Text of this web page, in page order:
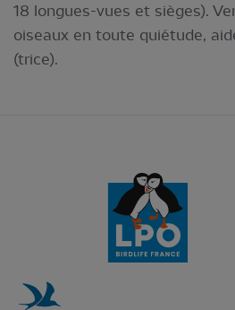
18 longues-vues et sièges).
oiseaux en toute quiétude,
(trice).